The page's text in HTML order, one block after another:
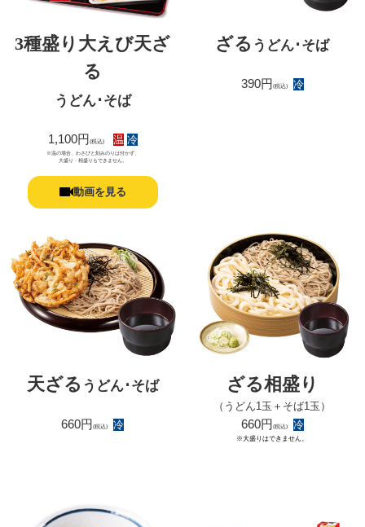
3種盛り大えび天ざ
る
うどん･そば
1,100円(税込) 温 冷
※温の場合、わさびと刻みのりは付かず、
大盛り・相盛りもできません。
動画を見る
ざる うどん･そば
390円(税込) 冷
天ざる うどん･そば
660円(税込) 冷
ざる相盛り
（うどん1玉＋そば1玉）
660円(税込) 冷
※大盛りはできません。